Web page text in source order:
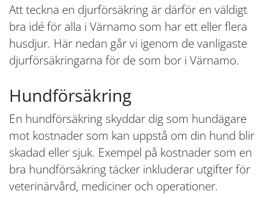
Att teckna en djurförsäkring är därför en väldigt
bra idé för alla i Värnamo som har ett eller flera
husdjur. Här nedan går vi igenom de vanligaste
djurförsäkringarna för de som bor i Värnamo.
Hundförsäkring
En hundförsäkring skyddar dig som hundägare
mot kostnader som kan uppstå om din hund blir
skadad eller sjuk. Exempel på kostnader som en
bra hundförsäkring täcker inkluderar utgifter för
veterinärvård, mediciner och operationer.